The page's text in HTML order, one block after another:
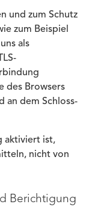
und zum Schutz
zum Beispiel
als
des Browsers
an dem Schloss-
aktiviert ist,
nicht von
Berichtigung